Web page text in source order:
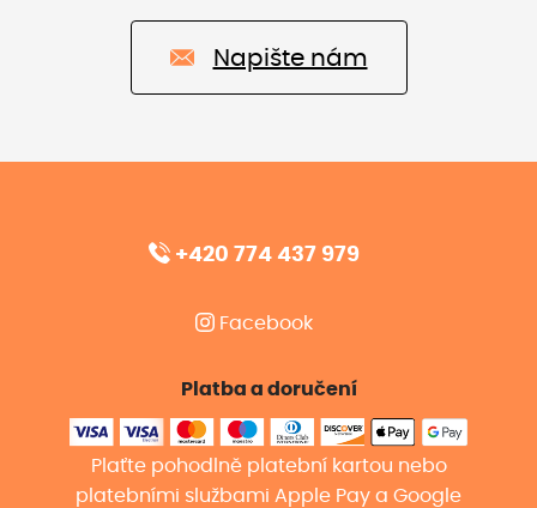
Napište nám
+420 774 437 979
Facebook
Platba a doručení
Plaťte pohodlně platební kartou nebo
platebními službami Apple Pay a Google